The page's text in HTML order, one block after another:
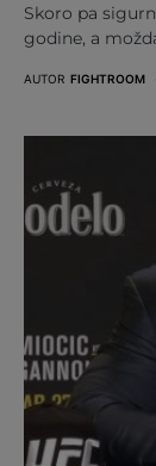
Skoro pa
godine, a
AUTOR FIGHTROOM